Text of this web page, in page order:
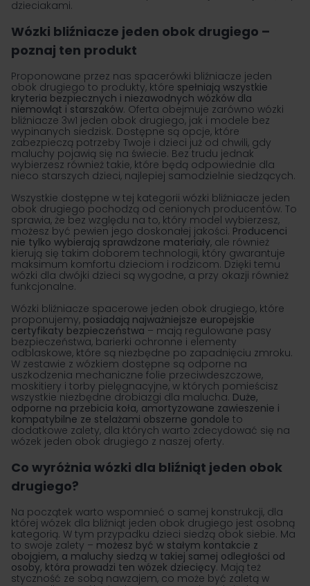
dzieciakami.
Wózki bliźniacze jeden obok drugiego –
poznaj ten produkt
Proponowane przez nas spacerówki bliźniacze jeden
obok drugiego to produkty, które spełniają wszystkie
kryteria bezpiecznych i niezawodnych wózków dla
niemowląt i starszaków. Oferta obejmuje zarówno wózki
bliźniacze 3w1 jeden obok drugiego, jak i modele bez
wypinanych siedzisk. Dostępne są opcje, które
zabezpieczą potrzeby Twoje i dzieci już od chwili, gdy
maluchy pojawią się na świecie. Bez trudu jednak
wybierzesz również takie, które będą odpowiednie dla
nieco starszych dzieci, najlepiej samodzielnie siedzących.
Wszystkie dostępne w tej kategorii wózki bliźniacze jeden
obok drugiego pochodzą od cenionych producentów. To
sprawia, że bez względu na to, który model wybierzesz,
możesz być pewien jego doskonałej jakości. Producenci
nie tylko wybierają sprawdzone materiały, ale również
kierują się takim doborem technologii, który gwarantuje
maksimum komfortu dzieciom i rodzicom. Dzięki temu
wózki dla dwójki dzieci są wygodne, a przy okazji również
funkcjonalne.
Wózki bliźniacze spacerowe jeden obok drugiego, które
proponujemy, posiadają najważniejsze europejskie
certyfikaty bezpieczeństwa – mają regulowane pasy
bezpieczeństwa, barierki ochronne i elementy
odblaskowe, które są niezbędne po zapadnięciu zmroku.
W zestawie z wózkiem dostępne są odporne na
uszkodzenia mechaniczne folie przeciwdeszczowe,
moskitiery i torby pielęgnacyjne, w których pomieścisz
wszystkie niezbędne drobiazgi dla malucha. Duże,
odporne na przebicia koła, amortyzowane zawieszenie i
kompatybilne ze stelażami obszerne gondole to
dodatkowe zalety, dla których warto zdecydować się na
wózek jeden obok drugiego z naszej oferty.
Co wyróżnia wózki dla bliźniąt jeden obok
drugiego?
Na początek warto wspomnieć o samej konstrukcji, dla
której wózek dla bliźniąt jeden obok drugiego jest osobną
kategorią. W tym przypadku dzieci siedzą obok siebie. Ma
to swoje zalety – możesz być w stałym kontakcie z
obojgiem, a maluchy siedzą w takiej samej odległości od
osoby, która prowadzi ten wózek dziecięcy. Mają też
styczność ze sobą nawzajem, co może być zaletą w